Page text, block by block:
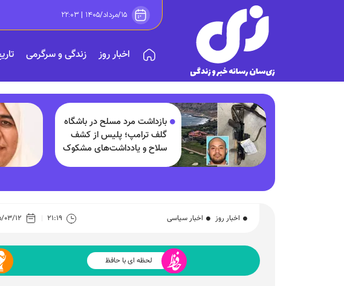
۱۵/مرداد/۱۴۰۵ | ۲۲:۰۳
اخبار روز زندگی و سرگرمی
بازداشت مرد مسلح در باشگاه
گلف ترامپ؛ پلیس از کشف
سلاح و یادداشت‌های مشکوک
اخبار روز اخبار سیاسی ۲۱:۱۹ ۱۴۰۵/
لحظه ای با حافظ